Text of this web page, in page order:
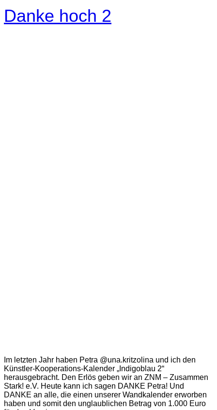
Danke hoch 2
Im letzten Jahr haben Petra @una.kritzolina und ich den
Künstler-Kooperations-Kalender „Indigoblau 2“
herausgebracht. Den Erlös geben wir an ZNM – Zusammen
Stark! e.V. Heute kann ich sagen DANKE Petra! Und
DANKE an alle, die einen unserer Wandkalender erworben
haben und somit den unglaublichen Betrag von 1.000 Euro